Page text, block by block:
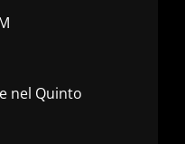
nel Quinto